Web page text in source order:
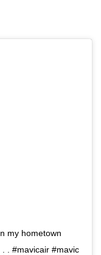
my hometown
. . . #mavicair #mavic